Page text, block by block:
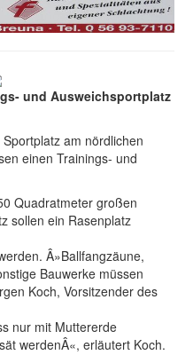
und Ausweichsportplatz
am nördlichen
einen Trainings- und
Quadratmeter großen
sollen ein Rasenplatz
Â»Ballfangzäune,
Bauwerke müssen
Koch, Vorsitzender des
nur mit Muttererde
werdenÂ«, erläutert Koch.